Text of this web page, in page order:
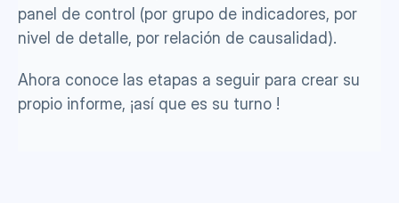
panel de control (por grupo de indicadores, por
nivel de detalle, por relación de causalidad).
Ahora conoce las etapas a seguir para crear su
propio informe, ¡así que es su turno !